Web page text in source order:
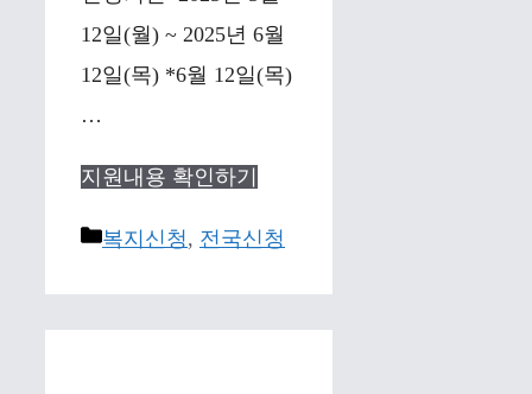
12일(월) ~ 2025년 6월
12일(목) *6월 12일(목)
…
지원내용 확인하기
Categories
복지신청, 전국신청